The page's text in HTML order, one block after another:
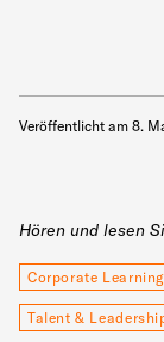
Veröffentlicht am 8.
Hören und lesen
Corporate Learning
Talent &